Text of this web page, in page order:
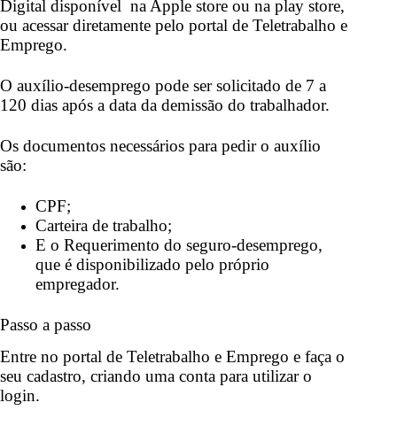
Digital disponível na Apple store ou na play store,
ou acessar diretamente pelo portal de Teletrabalho e
Emprego.
O auxílio-desemprego pode ser solicitado de 7 a
120 dias após a data da demissão do trabalhador.
Os documentos necessários para pedir o auxílio
são:
CPF;
Carteira de trabalho;
E o Requerimento do seguro-desemprego,
que é disponibilizado pelo próprio
empregador.
Passo a passo
Entre no portal de Teletrabalho e Emprego e faça o
seu cadastro, criando uma conta para utilizar o
login.